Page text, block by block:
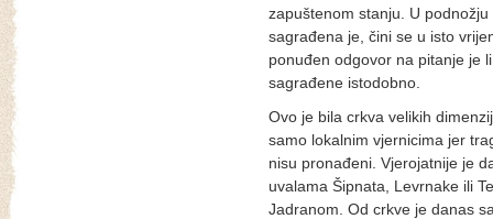
zapuštenom stanju. U
sagrađena je, čini se u isto
ponuđen odgovor na pitanje je
sagrađene istodobno.
Ovo je bila crkva velikih
samo lokalnim vjernicima jer
nisu pronađeni. Vjerojatnije je
uvalama Šipnata, Levrnake ili
Jadranom. Od crkve je danas